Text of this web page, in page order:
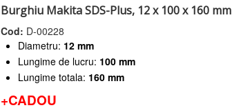
Burghiu Makita SDS-Plus, 12 x 100 x 160 mm
Cod: D-00228
Diametru: 12 mm
Lungime de lucru: 100 mm
Lungime totala: 160 mm
+CADOU